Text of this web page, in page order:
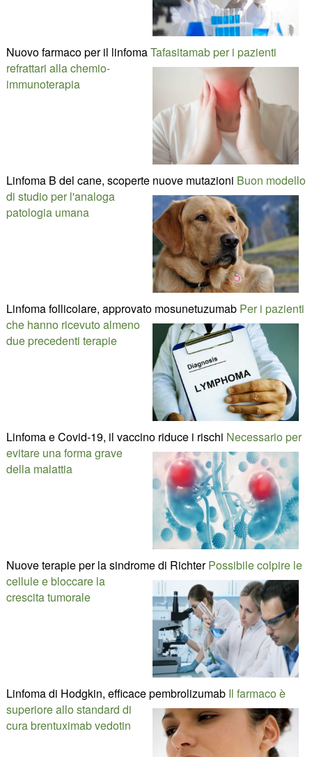
Nuovo farmaco per il linfomaTafasitamab per i pazienti
refrattari alla chemio-
immunoterapia
Linfoma B del cane, scoperte nuove mutazioni Buon modello
di studio per l'analoga
patologia umana
Linfoma follicolare, approvato mosunetuzumab Per i pazienti
che hanno ricevuto almeno
due precedenti terapie
Linfoma e Covid-19, il vaccino riduce i rischi Necessario per
evitare una forma grave
della malattia
Nuove terapie per la sindrome di RichterPossibile colpire le
cellule e bloccare la
crescita tumorale
Linfoma di Hodgkin, efficace pembrolizumab Il farmaco è
superiore allo standard di
cura brentuximab vedotin